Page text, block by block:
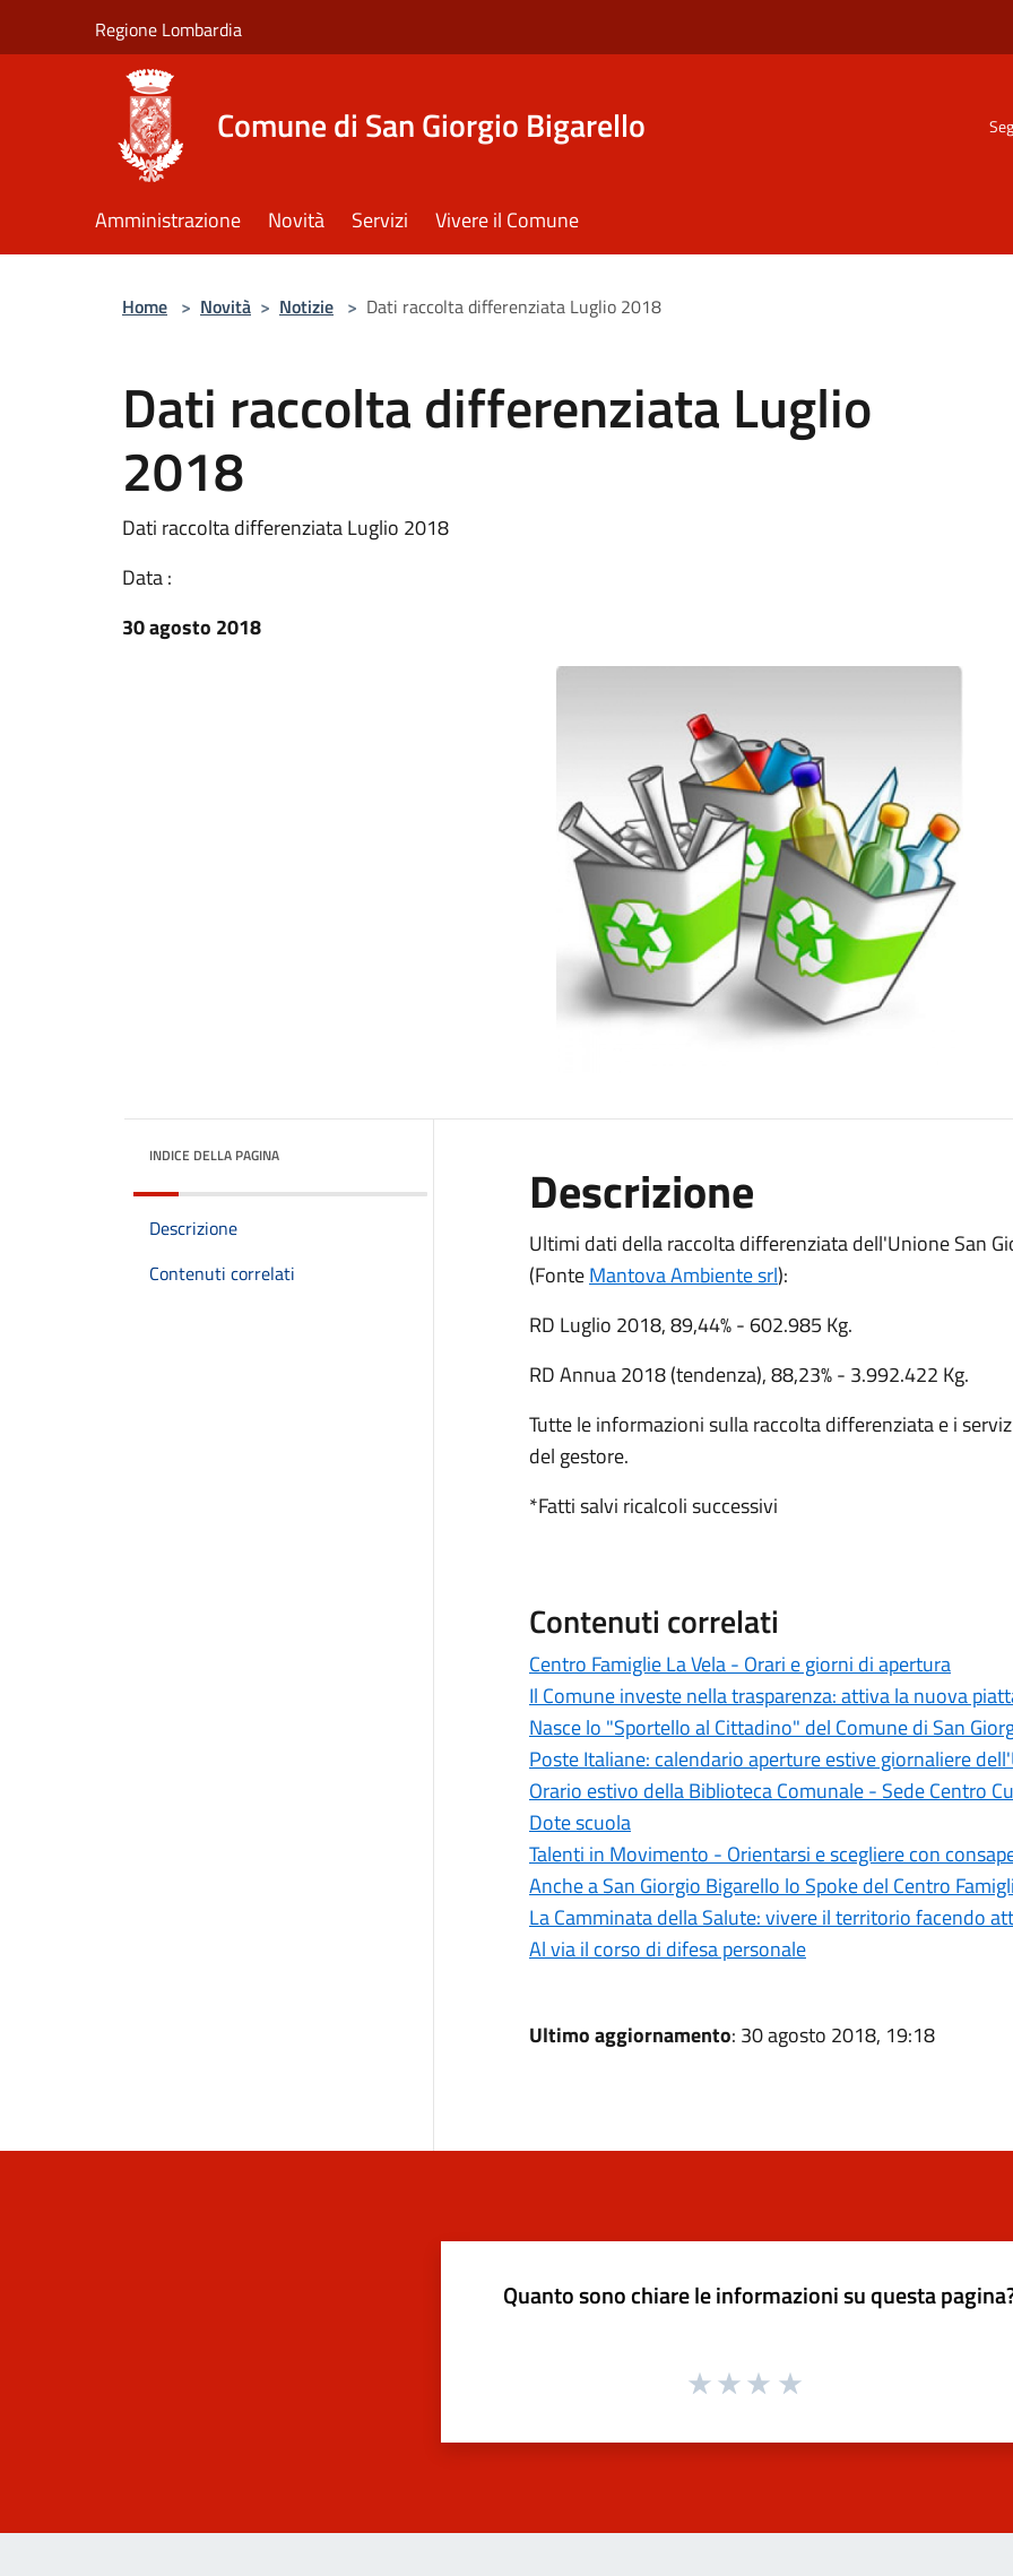
Regione Lombardia
Comune di San Giorgio Bigarello
Amministrazione Novità Servizi Vivere il Comune
Home > Novità > Notizie > Dati raccolta differenziata Luglio 2018
Dati raccolta differenziata Luglio
2018
Dati raccolta differenziata Luglio 2018
Data :
30 agosto 2018
INDICE DELLA PAGINA
Descrizione
Contenuti correlati
Descrizione
Ultimi dati della raccolta differenziata dell'Unione San
(FonteMantova Ambiente srl):
RD Luglio 2018, 89,44% - 602.985 Kg.
RD Annua 2018 (tendenza), 88,23% - 3.992.422 Kg.
Tutte le informazioni sulla raccolta differenziata e i
del gestore.
*Fatti salvi ricalcoli successivi
Contenuti correlati
Centro Famiglie La Vela - Orari e giorni di apertura
Il Comune investe nella trasparenza: attiva la nuova
Nasce lo "Sportello al Cittadino" del Comune di San
Poste Italiane: calendario aperture estive giornaliere
Orario estivo della Biblioteca Comunale - Sede Centro
Dote scuola
Talenti in Movimento - Orientarsi e scegliere con
Anche a San Giorgio Bigarello lo Spoke del Centro
La Camminata della Salute: vivere il territorio facendo
Al via il corso di difesa personale
Ultimo aggiornamento: 30 agosto 2018, 19:18
Quanto sono chiare le informazioni su questa